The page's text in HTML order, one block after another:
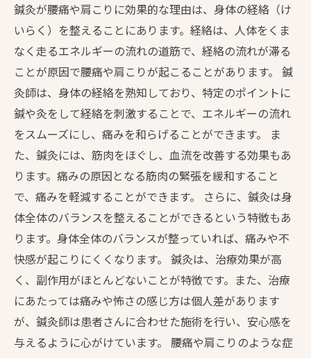
鍼灸が腰痛や肩こりに効果的な理由は、身体の経絡（け
いらく）を整えることにあります。経絡は、人体をくま
なく走るエネルギーの流れの道筋で、経絡の流れが滞る
ことが原因で腰痛や肩こりが起こることがあります。 鍼
灸師は、身体の経絡を熟知しており、特定のポイントに
鍼や灸をして経絡を刺激することで、エネルギーの流れ
をスムーズにし、痛みを和らげることができます。 ま
た、鍼灸には、筋肉をほぐし、血流を改善する効果もあ
ります。痛みの原因となる筋肉の緊張を緩和すること
で、痛みを軽減することができます。 さらに、鍼灸は身
体全体のバランスを整えることができるという特徴もあ
ります。身体全体のバランスが整っていれば、痛みや不
快感が起こりにくくなります。 鍼灸は、治療効果が高
く、副作用がほとんどないことが特徴です。また、治療
にあたっては痛みや怖さの感じ方は個人差があります
が、鍼灸師は患者さんに合わせた施術を行い、安心感を
与えるように心がけています。 腰痛や肩こりのような症